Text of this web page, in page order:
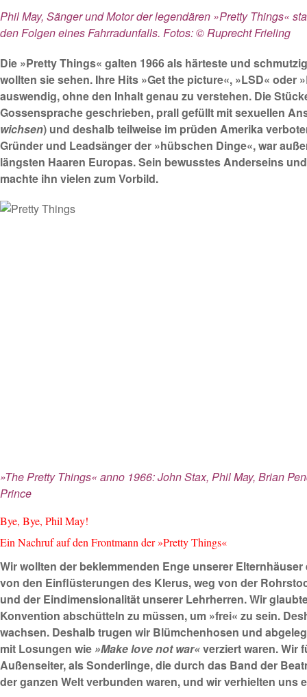
Phil May, Sänger und Motor der legendären »Pretty Things«
den Folgen eines Fahrradunfalls. Fotos: © Ruprecht Frieling
Die »Pretty Things« galten 1966 als härteste und
wollten sie sehen. Ihre Hits »Get the picture«, »LSD« oder
auswendig, ohne den Inhalt genau zu verstehen. Die
Gossensprache geschrieben, prall gefüllt mit sexuellen
wichsen) und deshalb teilweise im prüden Amerika
Gründer und Leadsänger der »hübschen Dinge«, war
längsten Haaren Europas. Sein bewusstes Anderseins
machte ihn vielen zum Vorbild.
»The Pretty Things« anno 1966: John Stax, Phil May, Brian
Prince
Bye, Bye, Phil May!
Ein Nachruf auf den Frontmann der »Pretty Things«
Wir wollten der beklemmenden Enge unserer
von den Einflüsterungen des Klerus, weg von der
und der Eindimensionalität unserer Lehrherren. Wir
Konvention abschütteln zu müssen, um »frei« zu sein.
wachsen. Deshalb trugen wir Blümchenhosen und
mit Losungen wie »Make love not war«verziert waren. Wir
Außenseiter, als Sonderlinge, die durch das Band der
der ganzen Welt verbunden waren, und wir verhielten uns